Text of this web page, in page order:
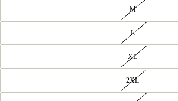
M
L
XL
2XL